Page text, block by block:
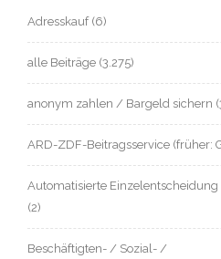
Adresskauf(6)
alle Beiträge (3.275)
anonym zahlen / Bargeld sichern
ARD-ZDF-Beitragsservice (früher:
Automatisierte
(2)
Beschäftigten- / Sozial- /